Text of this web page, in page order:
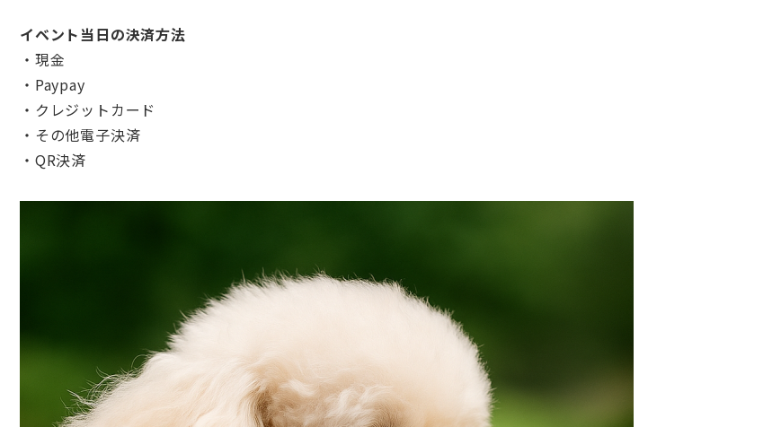
イベント当日の決済方法
・現金
・Paypay
・クレジットカード
・その他電子決済
・ QR決済